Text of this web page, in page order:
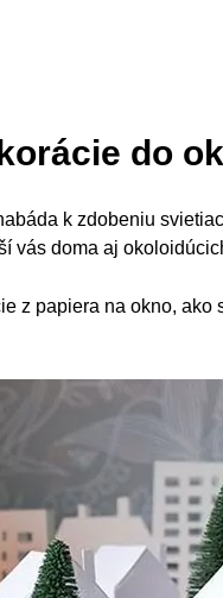
do
k zdobeniu
vás doma aj
z papiera na okno, ako